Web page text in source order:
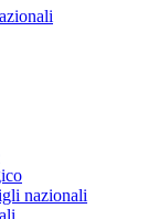
nazionali